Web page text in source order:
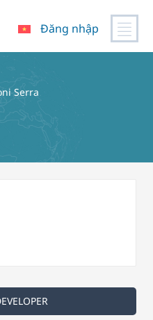
Đăng nhập
Serra